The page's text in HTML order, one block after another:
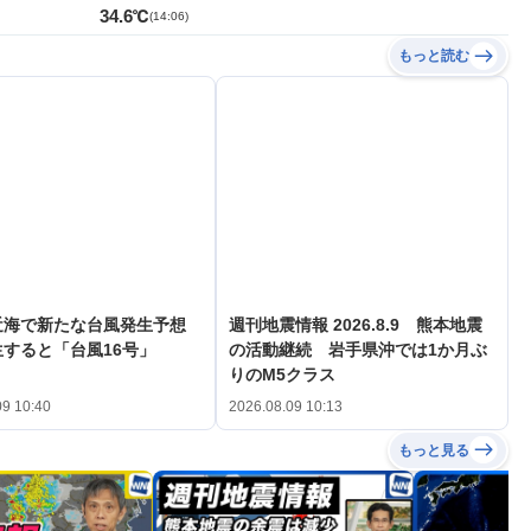
34.6℃(14:06)
もっと読む
海で新たな台風発生予想
ると「台風16号」
10:40
週刊地震情報 2026.8.9 熊本地震
の活動継続 岩手県沖では1か月ぶ
りのM5クラス
2026.08.09 10:13
もっと見る